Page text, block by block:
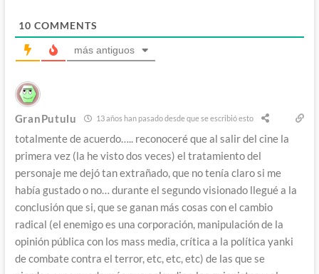
10 COMMENTS
más antiguos
GranPutulu 13 años han pasado desde que se escribió esto
totalmente de acuerdo….. reconoceré que al salir del cine la
primera vez (la he visto dos veces) el tratamiento del
personaje me dejó tan extrañado, que no tenía claro si me
había gustado o no… durante el segundo visionado llegué a la
conclusión que si, que se ganan más cosas con el cambio
radical (el enemigo es una corporación, manipulación de la
opinión pública con los mass media, crítica a la política yanki
de combate contra el terror, etc, etc, etc) de las que se